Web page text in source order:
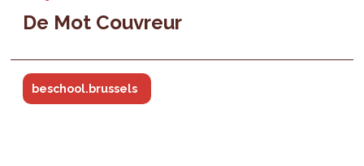
De Mot Couvreur
beschool.brussels